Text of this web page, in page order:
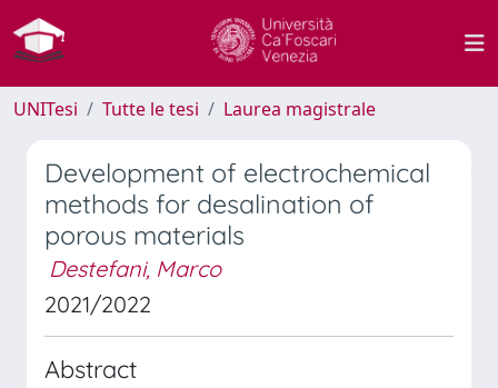
UNITesi Tutte le tesi Laurea magistrale
Development of electrochemical
methods for desalination of
porous materials
Destefani, Marco
2021/2022
Abstract